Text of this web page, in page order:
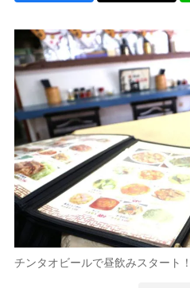
チンタオビールで昼飲みスタート！